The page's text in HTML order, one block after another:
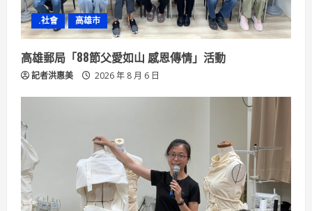
n
g
.社會 高雄市
高雄郵局「88節父愛如山 感恩傳情」活動
記者洪惠美 2026 年 8 月 6 日